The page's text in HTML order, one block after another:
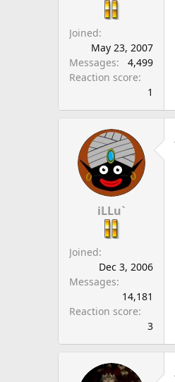
Joined
May 23, 2007
Messages
4,499
Reaction score
1
iLLu`
Joined
Dec 3, 2006
Messages
14,181
Reaction score
3